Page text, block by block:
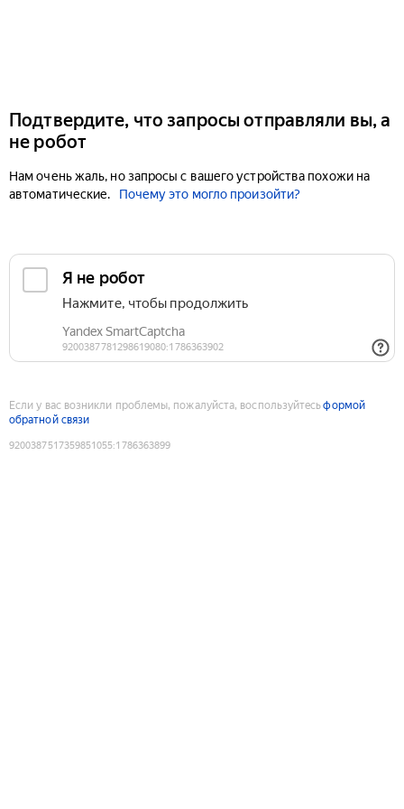
Подтвердите, что запросы отправляли вы, а
не робот
Нам очень жаль, но запросы с вашего устройства похожи на
автоматические.
Почему это могло произойти?
Если у вас возникли проблемы, пожалуйста, воспользуйтесьформой
обратной связи
9200387517359851055:1786363899